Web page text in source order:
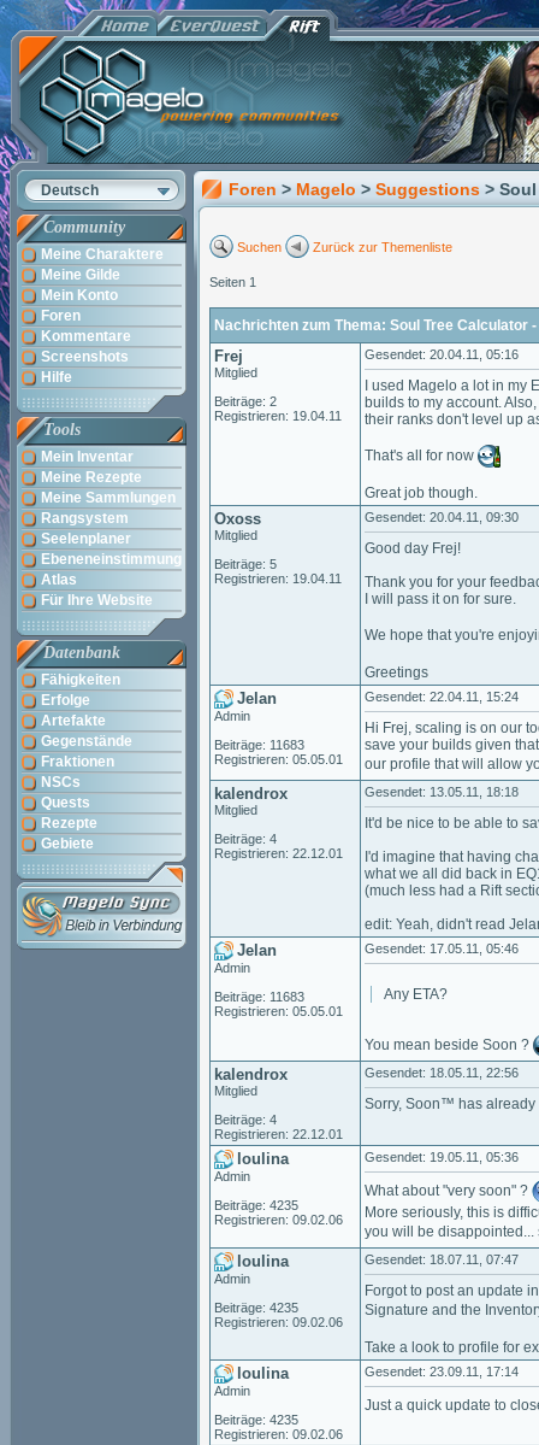
Deutsch
Community
Meine Charaktere
Meine Gilde
Mein Konto
Foren
Kommentare
Screenshots
Hilfe
Tools
Mein Inventar
Meine Rezepte
Meine Sammlungen
Rangsystem
Seelenplaner
Ebeneneinstimmung
Atlas
Für Ihre Website
Datenbank
Fähigkeiten
Erfolge
Artefakte
Gegenstände
Fraktionen
NSCs
Quests
Rezepte
Gebiete
Foren > Magelo > Suggestions >
Suchen Zurück zur Themenliste
Seiten 1
Nachrichten zum Thema: Soul Tree Calculator
Frej
Mitglied
Beiträge: 2
Registrieren: 19.04.11
Gesendet: 20.04.11, 05:16
I used Magelo a lot in my
builds to my account.
their ranks don't level up
That's all for now
Great job though.
Oxoss
Mitglied
Beiträge: 5
Registrieren: 19.04.11
Gesendet: 20.04.11, 09:30
Good day Frej!
Thank you for your
I will pass it on for sure.
We hope that you're
Greetings
Jelan
Admin
Beiträge: 11683
Registrieren: 05.05.01
Gesendet: 22.04.11, 15:24
Hi Frej, scaling is on our
save your builds given
our profile that will allow
kalendrox
Mitglied
Beiträge: 4
Registrieren: 22.12.01
Gesendet: 13.05.11, 18:18
It'd be nice to be able to
I'd imagine that having
what we all did back in
(much less had a Rift
edit: Yeah, didn't read
Jelan
Admin
Beiträge: 11683
Registrieren: 05.05.01
Gesendet: 17.05.11, 05:46
Any ETA?
You mean beside Soon ?
kalendrox
Mitglied
Beiträge: 4
Registrieren: 22.12.01
Gesendet: 18.05.11, 22:56
Sorry, Soon™ has already
loulina
Admin
Beiträge: 4235
Registrieren: 09.02.06
Gesendet: 19.05.11, 05:36
What about "very soon" ?
More seriously, this is
you will be disappointed...
loulina
Admin
Beiträge: 4235
Registrieren: 09.02.06
Gesendet: 18.07.11, 07:47
Forgot to post an update
Signature and the
Take a look to profile for
loulina
Admin
Beiträge: 4235
Registrieren: 09.02.06
Gesendet: 23.09.11, 17:14
Just a quick update to